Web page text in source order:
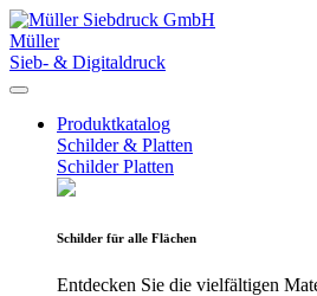
Müller
Sieb- & Digitaldruck
Produktkatalog
Schilder & Platten
SchilderPlatten
Schilder für alle Flächen
Entdecken Sie die vielfältigen